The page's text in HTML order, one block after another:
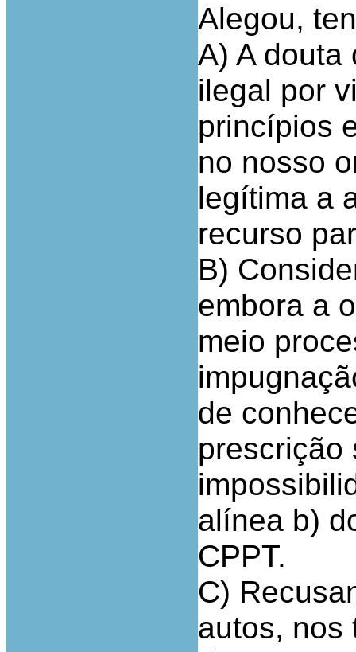
Alegou,
A) A douta
ilegal por
princípios
no nosso
legítima a
recurso
B)
embora a
meio
de
prescrição
alínea b)
CPPT.
C)
autos, nos